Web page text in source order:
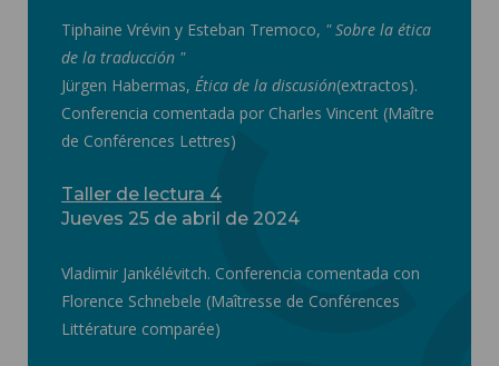
Tiphaine Vrévin y Esteban Tremoco, " Sobre la ética
de la traducción "
Jürgen Habermas, Ética de la discusión(extractos).
Conferencia comentada por Charles Vincent (Maître
de Conférences Lettres)
Taller de lectura 4
Jueves 25 de abril de 2024
Vladimir Jankélévitch. Conferencia comentada con
Florence Schnebele (Maîtresse de Conférences
Littérature comparée)